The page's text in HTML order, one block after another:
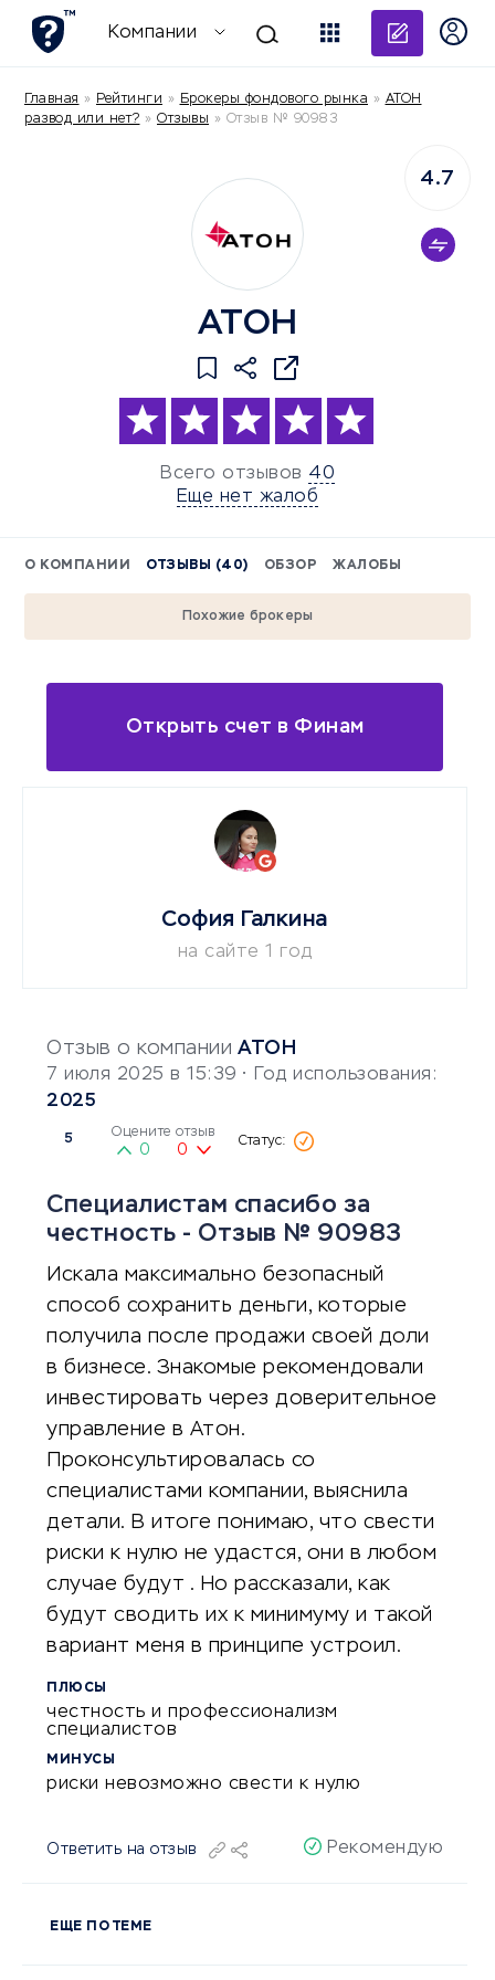
Компании
Главная » Рейтинги » Брокеры фондового рынка » АТОН
развод или нет? » Отзывы » Отзыв № 90983
АТОН
Всего отзывов 40
Еще нет жалоб
4.7
О КОМПАНИИ ОТЗЫВЫ (40) ОБЗОР ЖАЛОБЫ
Похожие брокеры
Открыть счет в Финам
Отзыв о компании АТОН
7 июля 2025 в 15:39 • Год использования:
2025
5 Оцените отзыв
0 0
Специалистам спасибо за
честность - Отзыв № 90983
Искала максимально безопасный
способ сохранить деньги, которые
получила после продажи своей доли
в бизнесе. Знакомые рекомендовали
инвестировать через доверительное
управление в Атон.
Проконсультировалась со
специалистами компании, выяснила
детали. В итоге понимаю, что свести
риски к нулю не удастся, они в любом
случае будут . Но рассказали, как
будут сводить их к минимуму и такой
вариант меня в принципе устроил.
ПЛЮСЫ
честность и профессионализм
специалистов
МИНУСЫ
риски невозможно свести к нулю
Ответить на отзыв Рекомендую
ЕЩЕ ПО ТЕМЕ
София Галкина
на сайте 1 год